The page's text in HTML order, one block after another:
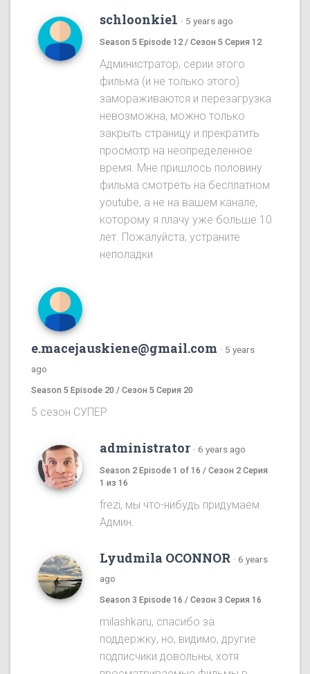
schloonkie1 · 5 years ago
Season 5 Episode 12 / Сезон 5 Серия 12
Администратор, серии этого
фильма (и не только этого)
замораживаются и перезагрузка
невозможна, можно только
закрыть страницу и прекратить
просмотр на неопределенное
время. Мне пришлось половину
фильма смотреть на бесплатном
youtube, а не на вашем канале,
которому я плачу уже больше 10
лет. Пожалуйста, устраните
неполадки
e.macejauskiene@gmail.com · 5 years
ago
Season 5 Episode 20 / Сезон 5 Серия 20
5 сезон СУПЕР
administrator · 6 years ago
Season 2 Episode 1 of 16 / Сезон 2 Серия
1 из 16
frezi, мы что-нибудь придумаем.
Админ.
Lyudmila OCONNOR · 6 years
ago
Season 3 Episode 16 / Сезон 3 Серия 16
milashkaru, спасибо за
поддержку, но, видимо, другие
подписчики довольны, хотя